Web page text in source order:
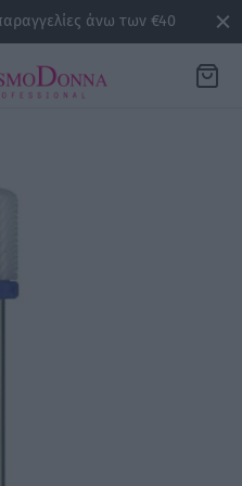
άνω των €40